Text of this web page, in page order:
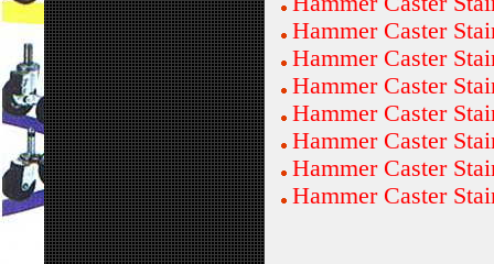
Hammer Caster
Hammer Caster
Hammer Caster
Hammer Caster
Hammer Caster
Hammer Caster
Hammer Caster